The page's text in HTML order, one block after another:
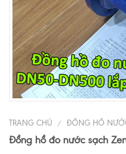
TRANG CHỦ / ĐỒNG HỒ
Đồng hồ đo nước sạch